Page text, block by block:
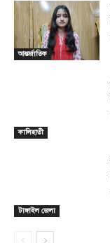
আন্তর্জাতিক
কালিহাতী
টাঙ্গাইল জেলা